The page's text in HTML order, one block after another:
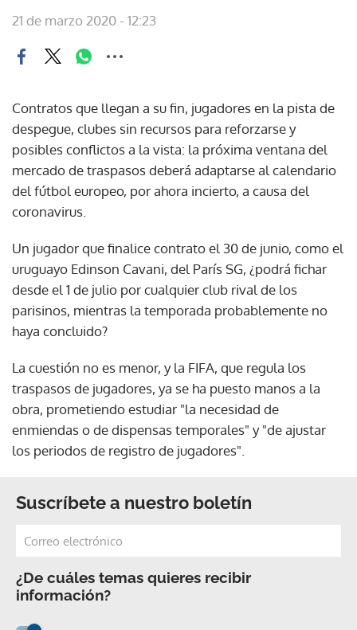
21 de marzo 2020 - 12:23
Contratos que llegan a su fin, jugadores en la pista de
despegue, clubes sin recursos para reforzarse y
posibles conflictos a la vista: la próxima ventana del
mercado de traspasos deberá adaptarse al calendario
del fútbol europeo, por ahora incierto, a causa del
coronavirus.
Un jugador que finalice contrato el 30 de junio, como el
uruguayo Edinson Cavani, del París SG, ¿podrá fichar
desde el 1 de julio por cualquier club rival de los
parisinos, mientras la temporada probablemente no
haya concluido?
La cuestión no es menor, y la FIFA, que regula los
traspasos de jugadores, ya se ha puesto manos a la
obra, prometiendo estudiar "la necesidad de
enmiendas o de dispensas temporales" y "de ajustar
los periodos de registro de jugadores".
Suscríbete a nuestro boletín
¿De cuáles temas quieres recibir
información?